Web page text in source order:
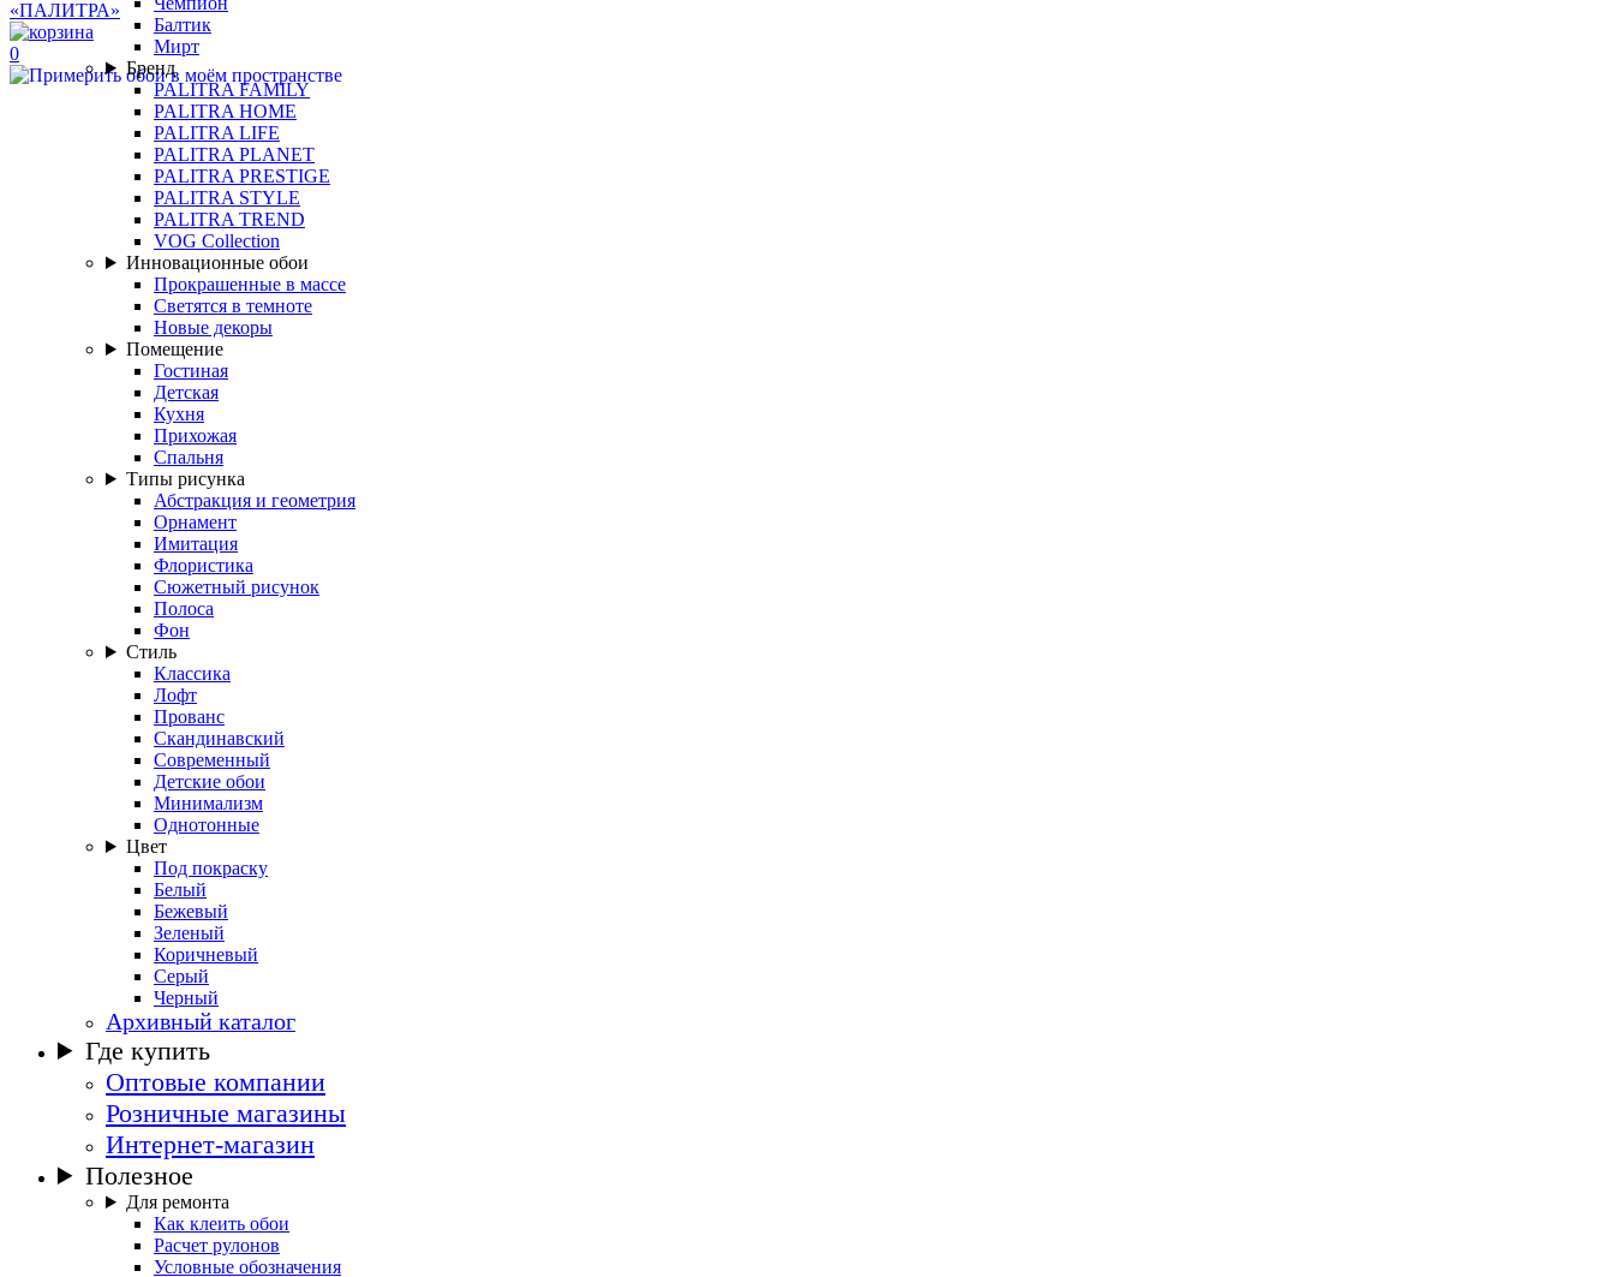
0
Балтик
Мирт
Бренд
PALITRA FAMILY
PALITRA HOME
PALITRA LIFE
PALITRA PLANET
PALITRA PRESTIGE
PALITRA STYLE
PALITRA TREND
VOG Collection
Инновационные обои
Прокрашенные в массе
Светятся в темноте
Новые декоры
Помещение
Гостиная
Детская
Кухня
Прихожая
Спальня
Типы рисунка
Абстракция и геометрия
Орнамент
Имитация
Флористика
Сюжетный рисунок
Полоса
Фон
Стиль
Классика
Лофт
Прованс
Скандинавский
Современный
Детские обои
Минимализм
Однотонные
Цвет
Под покраску
Белый
Бежевый
Зеленый
Коричневый
Серый
Черный
Архивный каталог
Где купить
Оптовые компании
Розничные магазины
Интернет-магазин
Полезное
Для ремонта
Как клеить обои
Расчет рулонов
Условные обозначения